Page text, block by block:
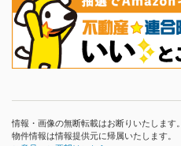
情報・画像の無断転載はお断りいたします。
物件情報は情報提供元に帰属いたします。